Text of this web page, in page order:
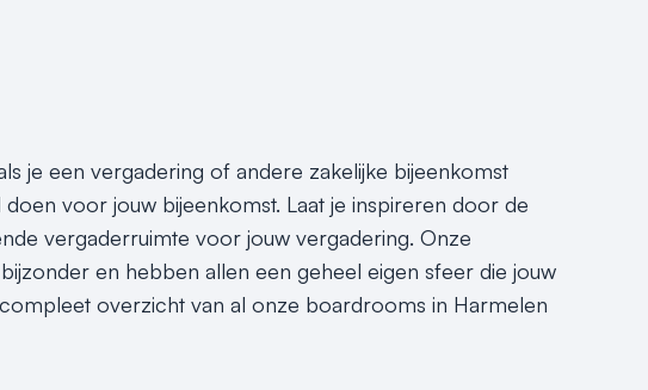
je een vergadering of andere zakelijke bijeenkomst
voor jouw bijeenkomst. Laat je inspireren door de
vergaderruimte voor jouw vergadering. Onze
en hebben allen een geheel eigen sfeer die jouw
overzicht van al onze boardrooms in Harmelen